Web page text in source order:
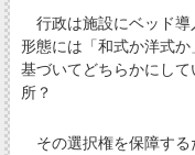
行政は施設にベッド導
形態には「和式か洋式
基づいてどちらかにし
所？
その選択権を保障する